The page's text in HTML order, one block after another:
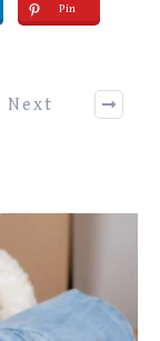
Pin
Next